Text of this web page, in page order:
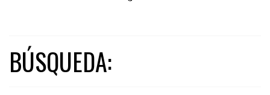
BÚSQUEDA: